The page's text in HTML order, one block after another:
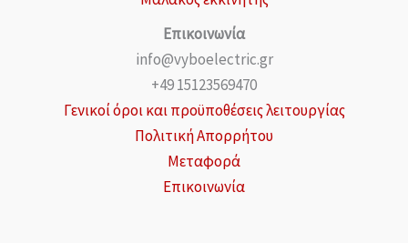
Επικοινωνία
info@vyboelectric.gr
+49 15123569470
Γενικοί όροι και προϋποθέσεις λειτουργίας
Πολιτική Απορρήτου
Μεταφορά
Επικοινωνία